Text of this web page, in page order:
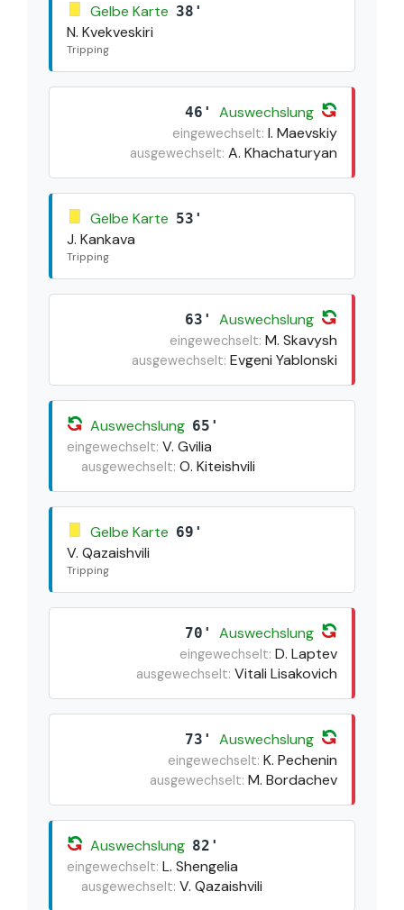
Gelbe Karte 38'
N. Kvekveskiri
Tripping
46' Auswechslung
eingewechselt: I. Maevskiy
ausgewechselt: A. Khachaturyan
Gelbe Karte 53'
J. Kankava
Tripping
63' Auswechslung
eingewechselt: M. Skavysh
ausgewechselt: Evgeni Yablonski
Auswechslung 65'
eingewechselt: V. Gvilia
ausgewechselt: O. Kiteishvili
Gelbe Karte 69'
V. Qazaishvili
Tripping
70' Auswechslung
eingewechselt: D. Laptev
ausgewechselt: Vitali Lisakovich
73' Auswechslung
eingewechselt: K. Pechenin
ausgewechselt: M. Bordachev
Auswechslung 82'
eingewechselt: L. Shengelia
ausgewechselt: V. Qazaishvili